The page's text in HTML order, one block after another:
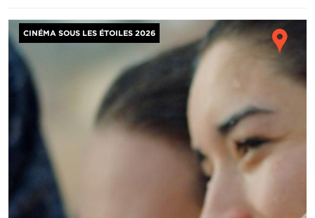
Image
CINÉMA SOUS LES ÉTOILES 2026